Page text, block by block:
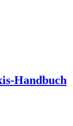
Handbuch